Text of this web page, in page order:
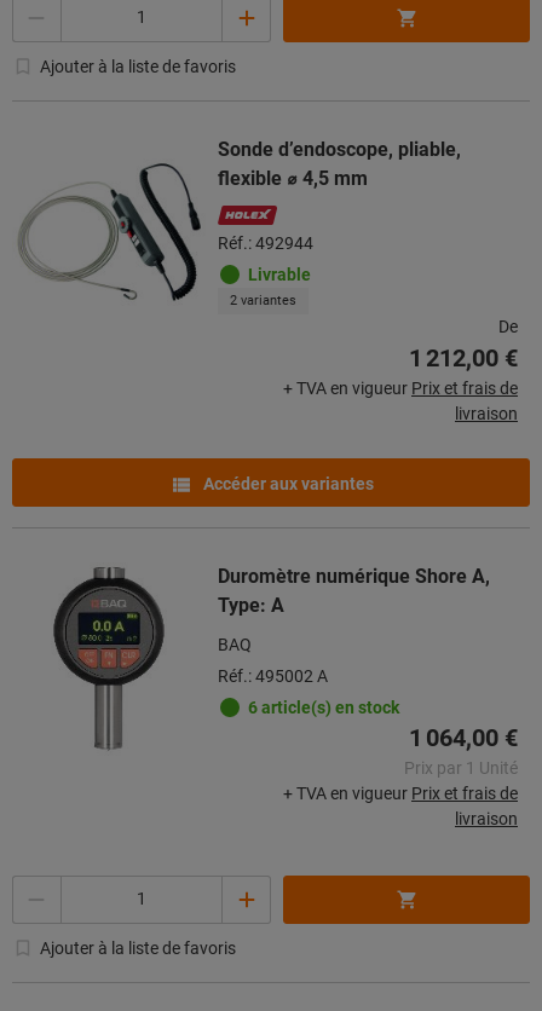
Ajouter à la liste de favoris
Sonde d’endoscope, pliable,
flexible ⌀ 4,5 mm
Réf.: 492944
Livrable
2 variantes
De
1 212,00 €
+ TVA en vigueur Prix et frais de
livraison
Accéder aux variantes
Duromètre numérique Shore A,
Type: A
BAQ
Réf.: 495002 A
6 article(s) en stock
1 064,00 €
Prix par 1 Unité
+ TVA en vigueur Prix et frais de
livraison
Ajouter à la liste de favoris